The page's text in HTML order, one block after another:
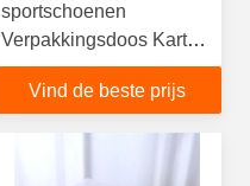
sportschoenen
Verpakkingsdoos Karton
Gemengd Groothandel
Custom
Vind de beste prijs